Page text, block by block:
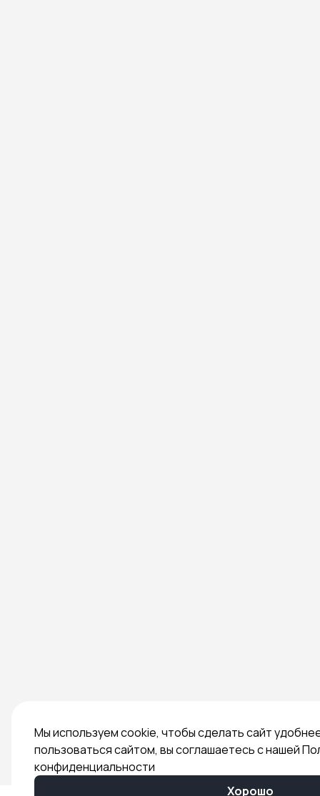
Мы используем cookie, чтобы сделать сайт
пользоваться сайтом, вы соглашаетесь с нашей
конфиденциальности
Хорошо